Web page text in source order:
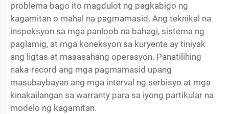
problema bago ito magdulot ng pagkabigo ng
kagamitan o mahal na pagmamasid. Ang teknikal na
inspeksyon sa mga panloob na bahagi, sistema ng
paglamig, at mga koneksyon sa kuryente ay tiniyak
ang ligtas at maaasahang operasyon. Panatilihing
naka-record ang mga pagmamasid upang
masubaybayan ang mga interval ng serbisyo at mga
kinakailangan sa warranty para sa iyong partikular na
modelo ng kagamitan.